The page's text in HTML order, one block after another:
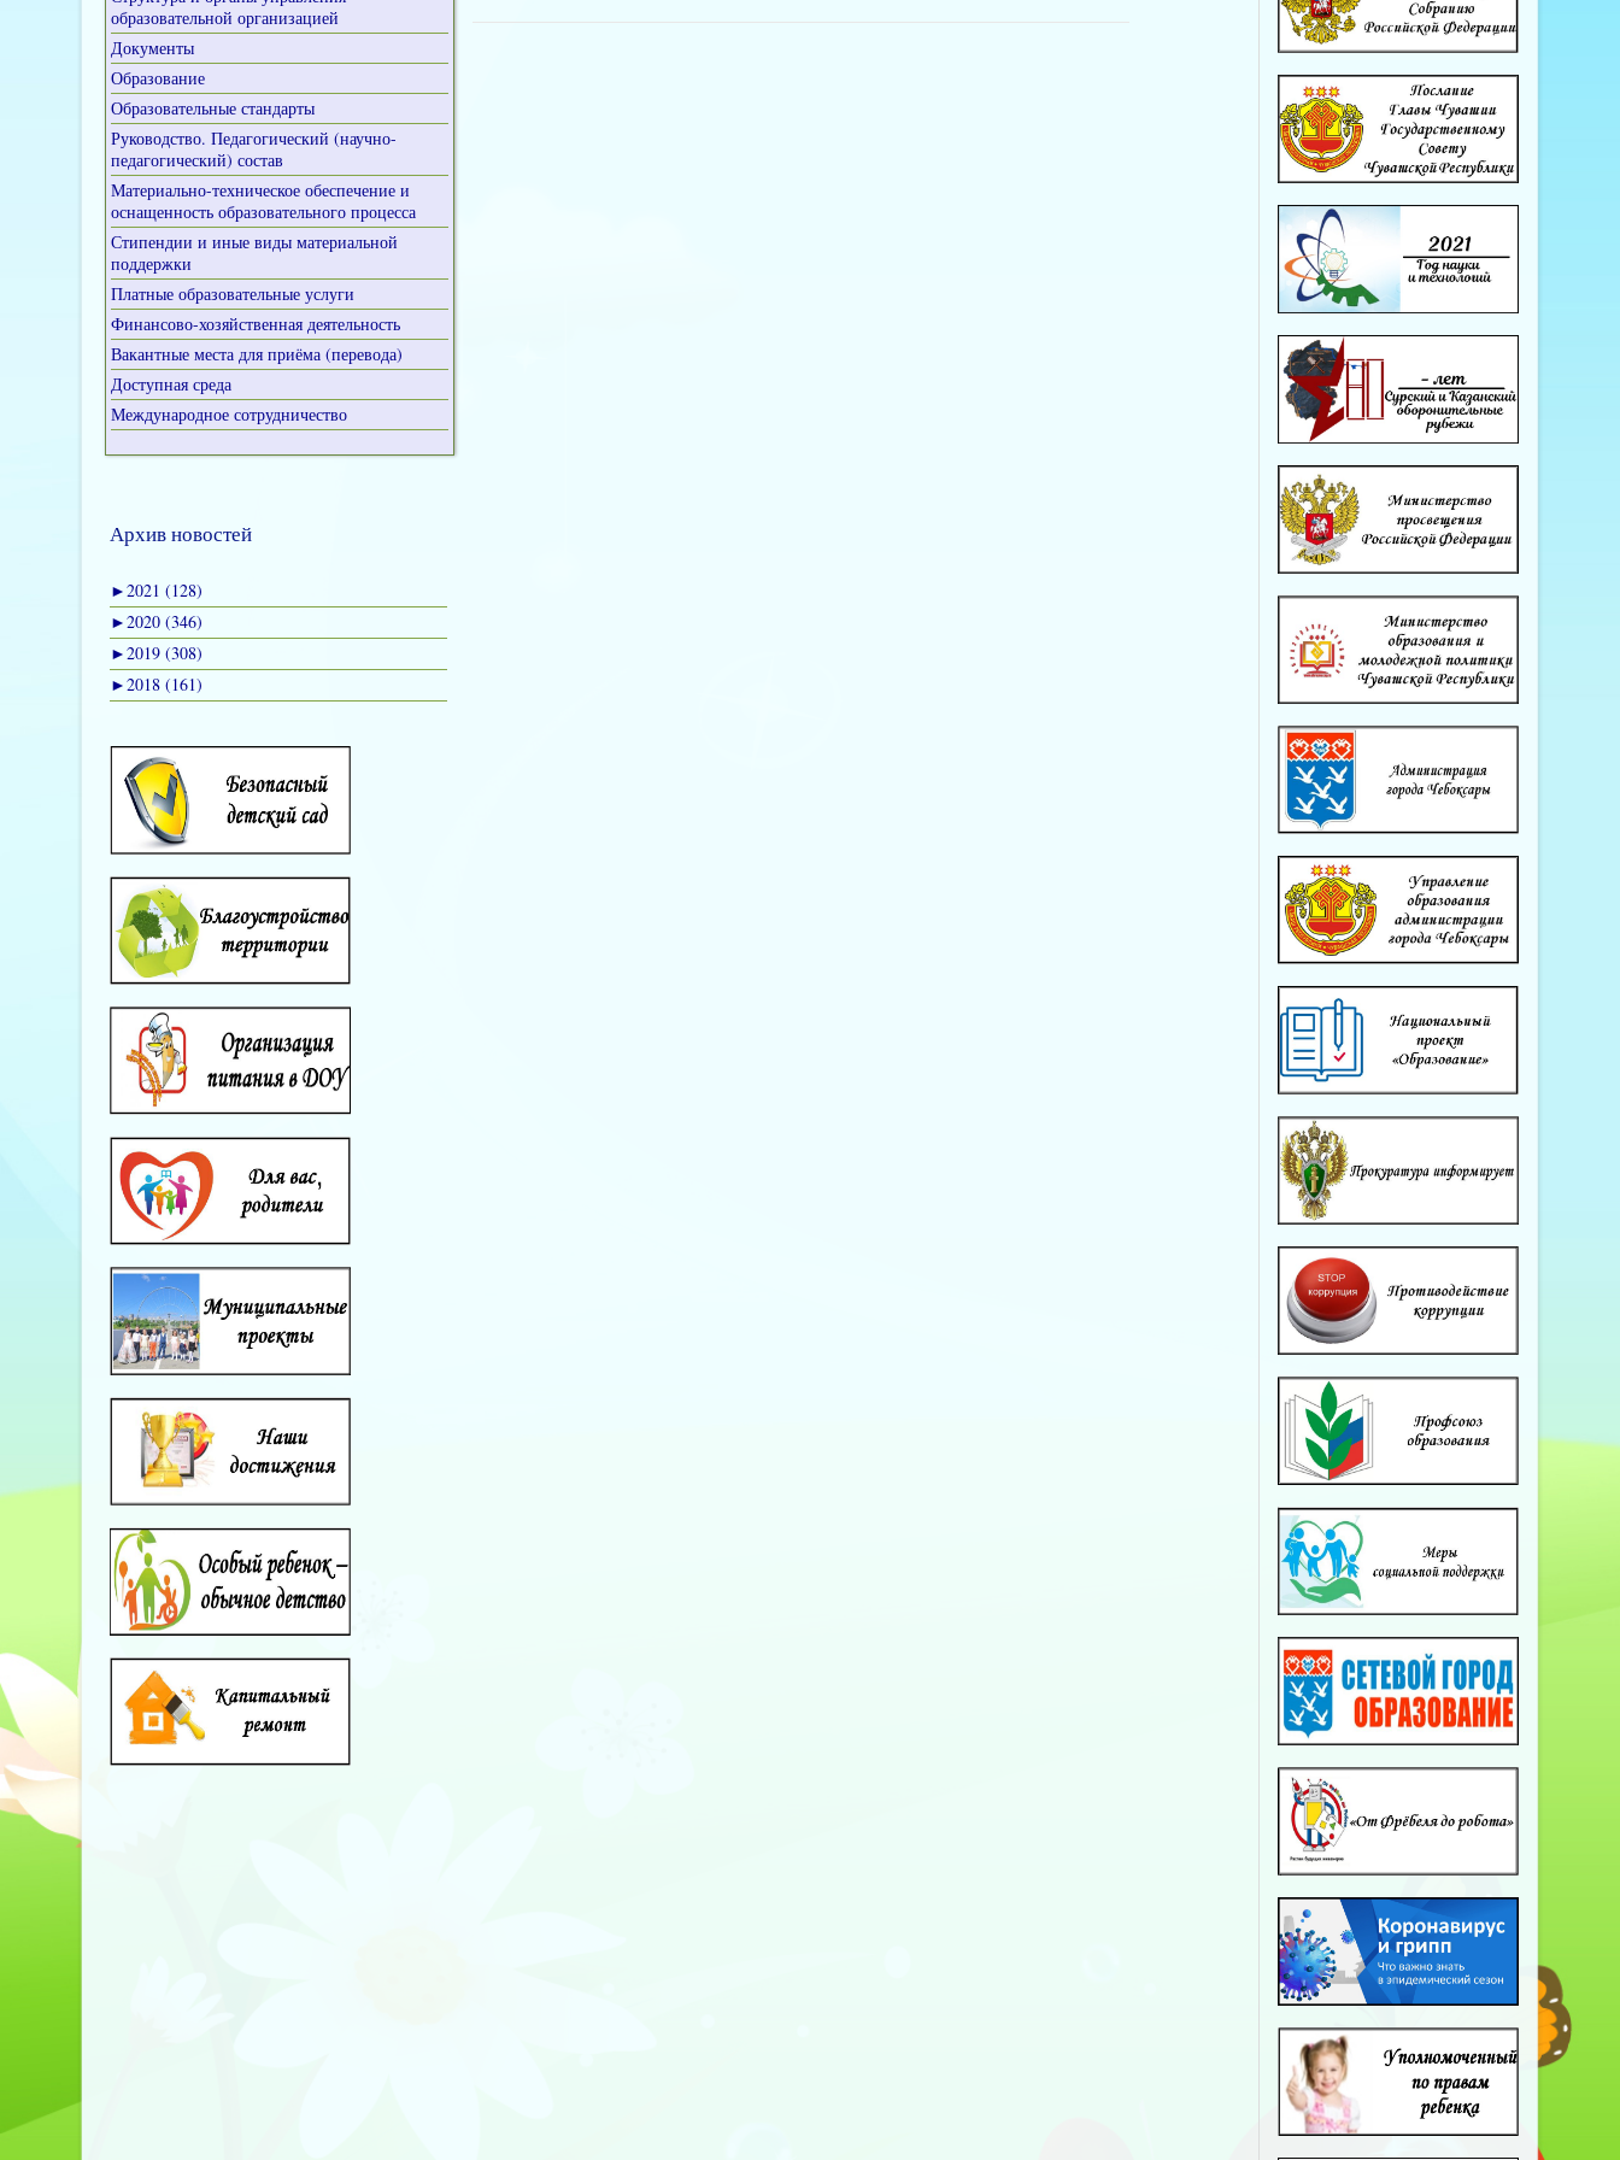
образовательной организацией
Документы
Образование
Образовательные стандарты
Руководство. Педагогический (научно-
педагогический) состав
Материально-техническое обеспечение и
оснащенность образовательного процесса
Стипендии и иные виды материальной
поддержки
Платные образовательные услуги
Финансово-хозяйственная деятельность
Вакантные места для приёма (перевода)
Доступная среда
Международное сотрудничество
Архив новостей
►2021 (128)
►2020 (346)
►2019 (308)
►2018 (161)